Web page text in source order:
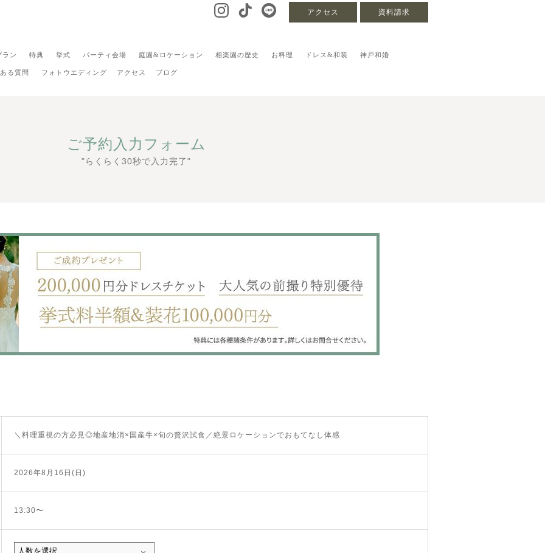
資料請求
アクセス
ラン 特典 挙式 パーティ会場 庭園&ロケーション 相楽園の歴史 お料理 ドレス&和装 神戸和婚
る質問 フォトウエディング アクセス ブログ
ご予約入力フォーム
"らくらく30秒で入力完了"
＼料理重視の方必見◎地産地消×国産牛×旬の贅沢試食／絶景ロケーションでおもてなし体感
2026年8月16日(日)
13:30〜